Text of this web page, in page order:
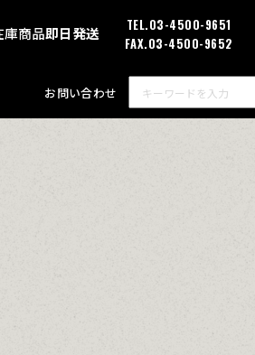
庫商品即日発送
TEL.03-4500-9651
FAX.03-4500-9652
お問い合わせ